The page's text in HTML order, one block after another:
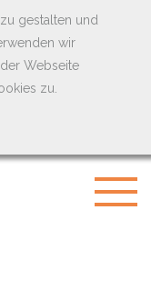
gestalten und
wir
Webseite
zu.